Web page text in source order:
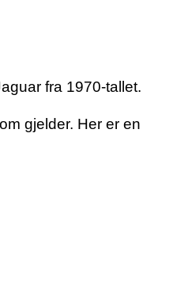
fra 1970-tallet.
gjelder. Her er en